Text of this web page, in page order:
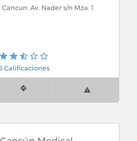
Av. Nader s/n Mza. 1
Edif. Elefante Blanco Col. Ejidal
Calificaciones